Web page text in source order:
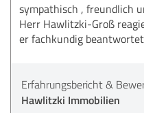
sympathisch , freundlich
Herr Hawlitzki-Groß
er fachkundig
Erfahrungsbericht &
Hawlitzki Immobilien